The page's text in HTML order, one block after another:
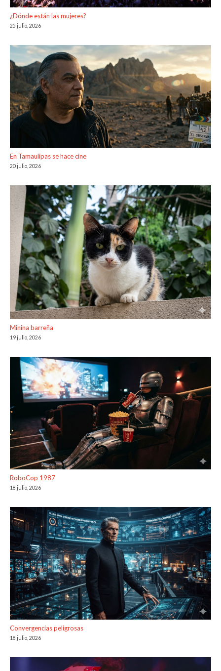
¿Dónde están las mujeres?
25 julio, 2026
En Tamaulipas se hace cine
20 julio, 2026
Minina barreña
19 julio, 2026
RoboCop 1987
18 julio, 2026
Convergencias peligrosas
18 julio, 2026